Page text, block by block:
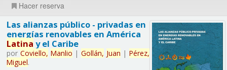
Hacer reserva
Las alianzas público - privadas en
energías renovables en América
Latina y el Caribe
por Coviello, Manlio | Gollán, Juan | Pérez,
Miguel.